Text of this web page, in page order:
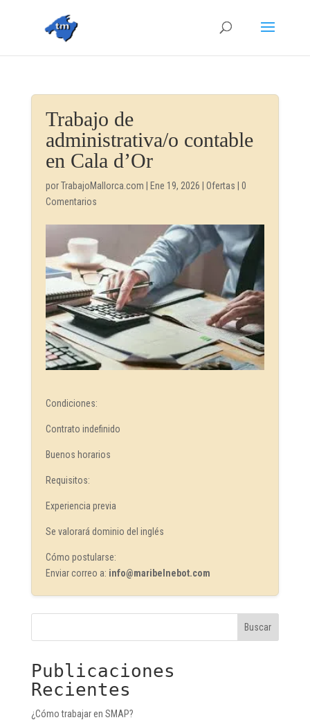
Trabajo de
administrativa/o contable
en Cala d’Or
porTrabajoMallorca.com Ene 19, 2026 Ofertas
0
Comentarios
Condiciones:
Contrato indefinido
Buenos horarios
Requisitos:
Experiencia previa
Se valorará dominio del inglés
Cómo postularse:
Enviar correo a: info@maribelnebot.com
Buscar
Publicaciones
Recientes
¿Cómo trabajar en SMAP?